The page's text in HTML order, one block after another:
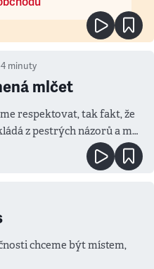
4 minuty
mlčet
respektovat, tak fakt, že
z pestrých názorů a má
se vzájemně kontrolují
chceme být místem,